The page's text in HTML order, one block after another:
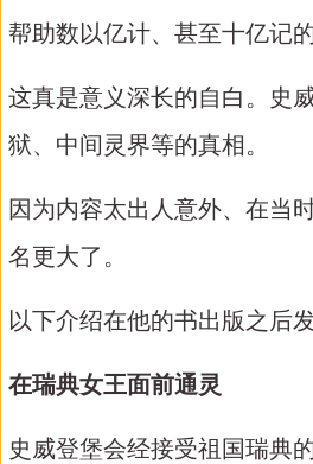
帮助数以亿计、甚至十亿记
这真是意义深长的自白。史
狱、中间灵界等的真相。
因为内容太出人意外、在当
名更大了。
以下介绍在他的书出版之后
在瑞典女王面前通灵
史威登堡会经接受祖国瑞典